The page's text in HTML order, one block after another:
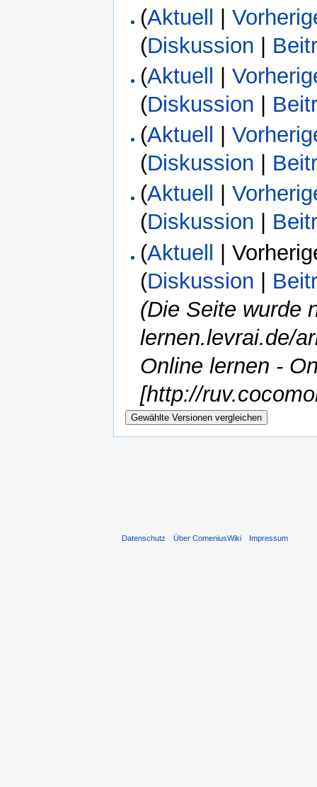
(Aktuell |
(Diskussion |
(Aktuell |
(Diskussion
(Aktuell |
(Diskussion
(Aktuell |
(Diskussion
(Aktuell |
(Diskussion |
(Die Seite wurde
lernen.levrai.de/
Online lernen -
[http://
Datenschutz Über ComeniusWiki Impressum